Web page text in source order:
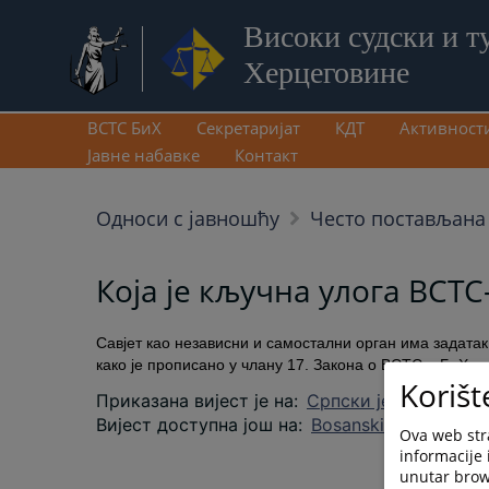
Високи судски и
Херцеговине
ВСТС БиХ Секретаријат КДТ
Јавне набавке
Контакт
Односи с јавношћу Често
Која је кључна улога
Савјет као независни и самостални орган има
како је прописано у члану 17. Закона о ВСТС-у БиХ.
Приказана вијест је на: Српски језик
Вијест доступна још на: Bosanski jezikOva web
informacije
unutar